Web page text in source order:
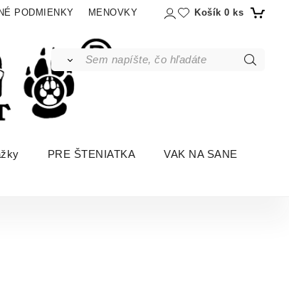
PODMIENKY MENOVKY Košík 0 ks
PRE ŠTENIATKA VAK NA SANE